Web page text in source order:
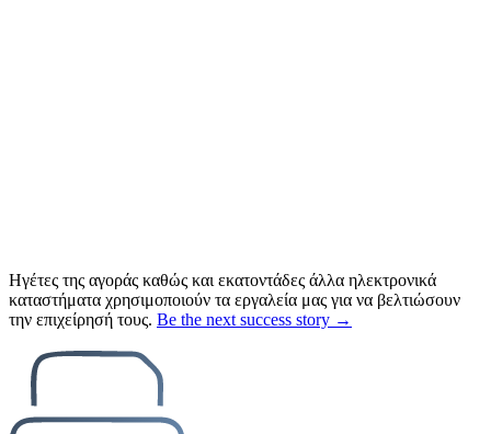
Ηγέτες της αγοράς καθώς και εκατοντάδες άλλα ηλεκτρονικά
καταστήματα χρησιμοποιούν τα εργαλεία μας για να βελτιώσουν
την επιχείρησή τους. Be the next success story →